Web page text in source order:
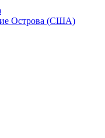
Острова (США)